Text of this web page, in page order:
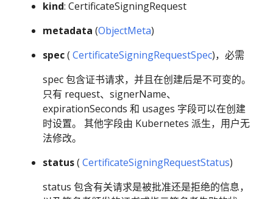
kind: CertificateSigningRequest
metadata (ObjectMeta)
spec( CertificateSigningRequestSpec)，必需
spec 包含证书请求，并且在创建后是不可变的。
只有 request、signerName、
expirationSeconds 和 usages 字段可以在创建
时设置。 其他字段由 Kubernetes 派生，用户无
法修改。
status( CertificateSigningRequestStatus)
status 包含有关请求是被批准还是拒绝的信息，